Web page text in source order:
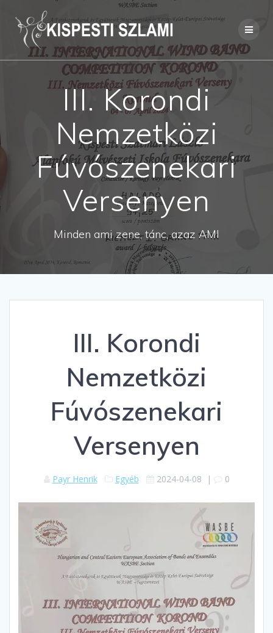
Skip
to
content
III. Korondi
Nemzetközi
Fúvószenekari
Versenyen
Minden ami zene, tánc, azaz AMI
III. Korondi
Nemzetközi
Fúvószenekari
Versenyen
Payr Henrik Egyéb 2024-04-08 | 0